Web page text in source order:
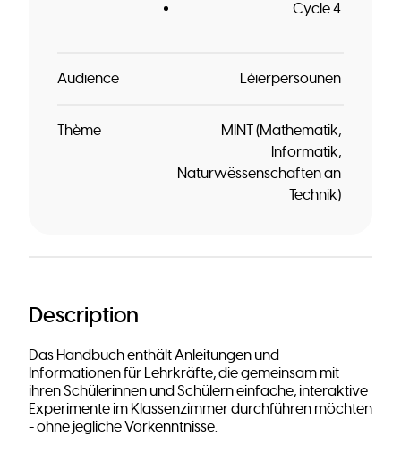
Cycle 4
Audience Léierpersounen
Thème
MINT (Mathematik,
Informatik,
Naturwëssenschaften an
Technik)
Description
Das Handbuch enthält Anleitungen und
Informationen für Lehrkräfte, die gemeinsam mit
ihren Schülerinnen und Schülern einfache, interaktive
Experimente im Klassenzimmer durchführen möchten
- ohne jegliche Vorkenntnisse.